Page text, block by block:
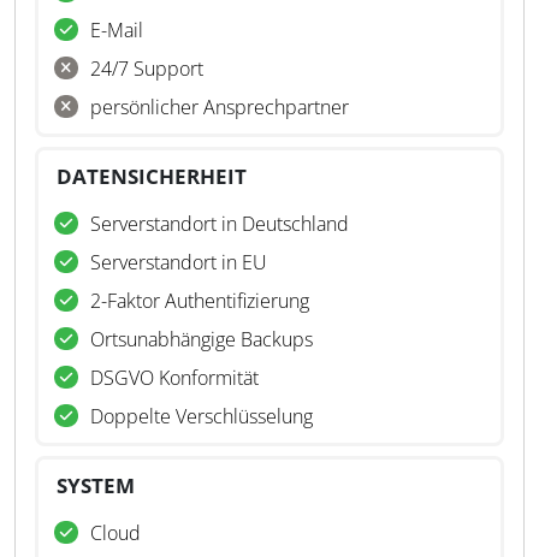
E-Mail
24/7 Support
persönlicher Ansprechpartner
DATENSICHERHEIT
Serverstandort in Deutschland
Serverstandort in EU
2-Faktor Authentifizierung
Ortsunabhängige Backups
DSGVO Konformität
Doppelte Verschlüsselung
SYSTEM
Cloud